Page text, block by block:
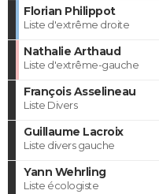
Florian Philippot
Liste d'extrême droite
Nathalie Arthaud
Liste d'extrême-gauche
François Asselineau
Liste Divers
Guillaume Lacroix
Liste divers gauche
Yann Wehrling
Liste écologiste